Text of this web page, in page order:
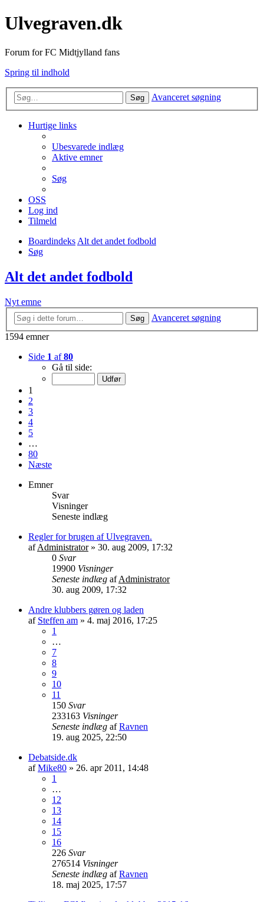
Ulvegraven.dk
Forum for FC Midtjylland fans
Spring til indhold
Søg Avanceret søgning
Hurtige links
Ubesvarede indlæg
Aktive emner
Søg
OSS
Log ind
Tilmeld
BoardindeksAlt det andet fodbold
Søg
Alt det andet fodbold
Nyt emne
Søg
Avanceret søgning
1594 emner
Side 1 af80
Gå til side:
1
2
3
4
5
…
80
Næste
Emner
Svar
Visninger
Seneste indlæg
Regler for brugen af Ulvegraven.
afAdministrator» 30. aug 2009, 17:32
0 Svar
19900 Visninger
Seneste indlæg afAdministrator
30. aug 2009, 17:32
Andre klubbers gøren og laden
af Steffen am » 4. maj 2016, 17:25
1
…
7
8
9
10
11
150 Svar
233163 Visninger
Seneste indlæg afRavnen
19. aug 2025, 22:50
Debatside.dk
afMike80 » 26. apr 2011, 14:48
1
…
12
13
14
15
16
226 Svar
276514 Visninger
Seneste indlæg afRavnen
18. maj 2025, 17:57